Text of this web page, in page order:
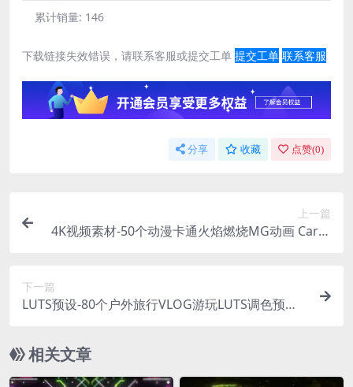
累计销量: 146
下载链接失效错误，请联系客服或提交工单 提交工单 联系客服
分享 收藏 点赞(0)
上一篇
4K视频素材-50个动漫卡通火焰燃烧MG动画 Carto
下一篇
LUTS预设-80个户外旅行VLOG游玩LUTS调色预设 T
相关文章